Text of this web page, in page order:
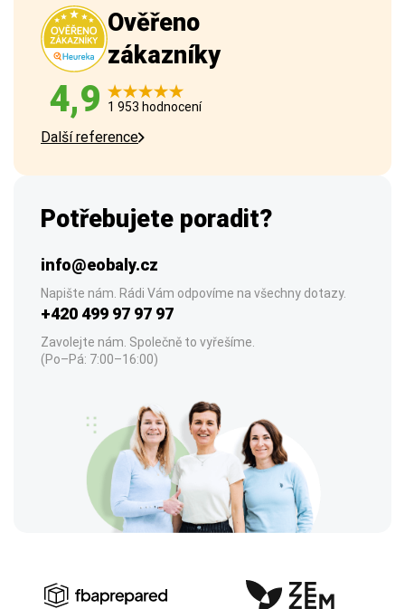
Ověřeno
zákazníky
4,9 1 953 hodnocení
Další reference
Potřebujete poradit?
info@eobaly.cz
Napište nám. Rádi Vám odpovíme na všechny dotazy.
+420 499 97 97 97
Zavolejte nám. Společně to vyřešíme.
(Po–Pá: 7:00–16:00)